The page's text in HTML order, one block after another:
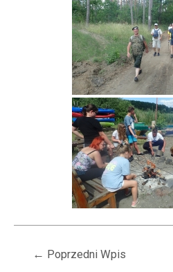
Nawigacja
← Poprzedni Wpis